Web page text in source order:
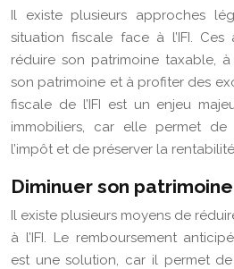
Il existe plusieurs approches
situation fiscale face à l’IFI.
réduire son patrimoine taxable,
son patrimoine et à profiter des
fiscale de l’IFI est un enjeu
immobiliers, car elle permet
l’impôt et de préserver la
Diminuer son
Il existe plusieurs moyens de
à l’IFI. Le remboursement
est une solution, car il permet